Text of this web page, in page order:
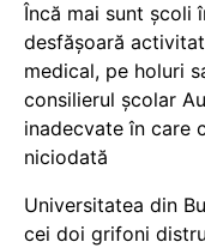
Încă mai sunt școli
desfășoară
medical, pe holuri
consilierul școlar
inadecvate în care
niciodată
Universitatea din
cei doi grifoni